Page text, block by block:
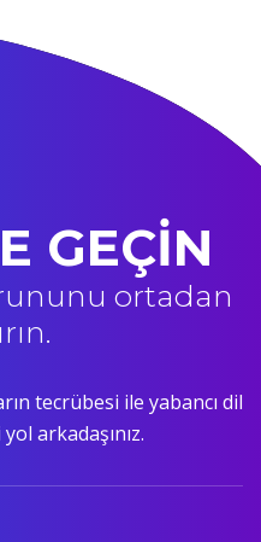
GEÇİN
ortadan
tecrübesi ile yabancı dil
arkadaşınız.